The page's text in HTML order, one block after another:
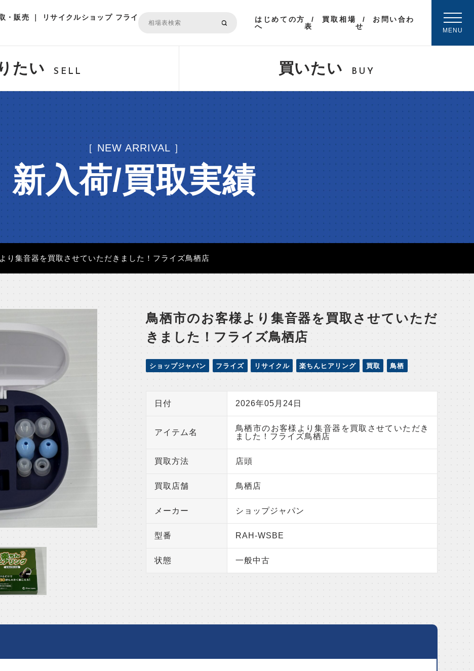
・販売 ｜ リサイクルショップ フライ
はじめての方
へ
買取相場
表
お問い合わ
せ
MENU
たい SELL 買いたい BUY
［ NEW ARRIVAL ］
新入荷/買取実績
り集音器を買取させていただきました！フライズ鳥栖店
鳥栖市のお客様より集音器を買取させていただ
きました！フライズ鳥栖店
ショップジャパン フライズ リサイクル 楽ちんヒアリング 買取 鳥栖
日付 2026年05月24日
アイテム名
鳥栖市のお客様より集音器を買取させていただき
ました！フライズ鳥栖店
買取方法 店頭
買取店舗 鳥栖店
メーカー ショップジャパン
型番 RAH-WSBE
状態 一般中古